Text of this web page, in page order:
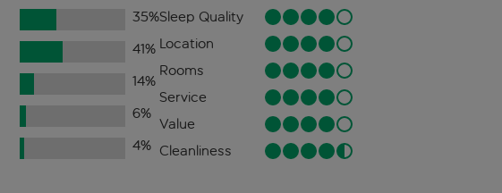
35%
41%
14%
6%
4%
Sleep Quality
Location
Rooms
Service
Value
Cleanliness